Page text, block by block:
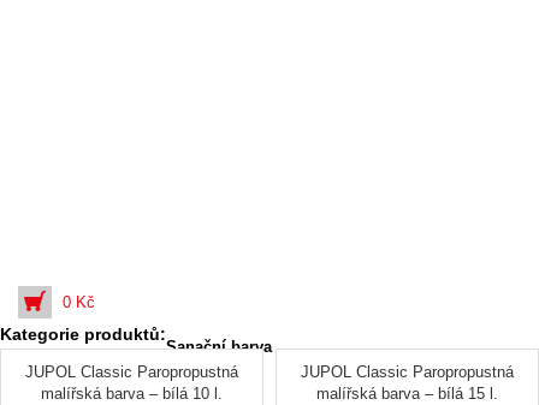
Kategorie produktů:
Sanační barva
0 Kč
JUPOL Classic Paropropustná
malířská barva – bílá 10 l.
JUPOL Classic Paropropustná
malířská barva – bílá 15 l.